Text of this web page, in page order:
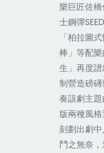
樂巨匠佐
士鋼彈
「柏拉圖
棒」等配
生」再度
制營造磅
奏該劇主
版兩種風
刻劃出劇
鬥之無奈